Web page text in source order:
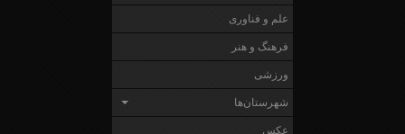
علم و فناوری
فرهنگ و هنر
ورزشی
شهرستان‌ها
عکس